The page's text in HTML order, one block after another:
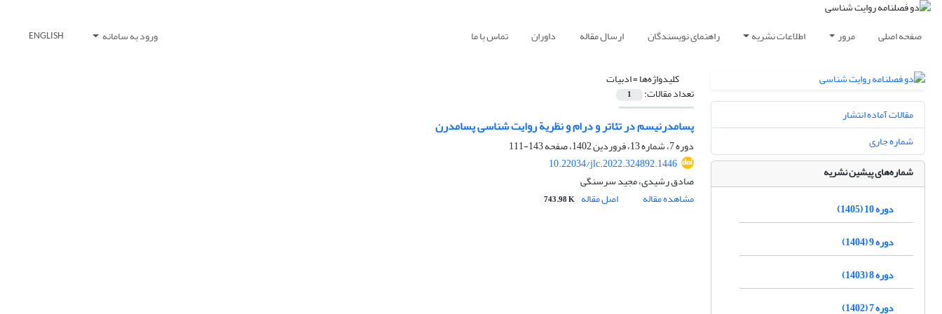
صفحه اصلی مرور اطلاعات نشریه راهنمای نویسندگان ارسال مقاله داوران تماس با ما ورود به سامانه ENGLISH
کلیدواژه‌ها =ادبیات
تعداد مقالات: 1
پسامدرنیسم در تئاتر و درام و نظریة روایت شناسی پسامدرن
دوره 7، شماره 13، فروردین 1402، صفحه
143-111
10.22034/jlc.2022.324892.1446
صادق رشیدی، مجید سرسنگی
مشاهده مقاله
اصل مقاله 743.98 K
مقالات آماده انتشار
شماره جاری
شماره‌های پیشین نشریه
دوره 10 (1405)
دوره 9 (1404)
دوره 8 (1403)
دوره 7 (1402)